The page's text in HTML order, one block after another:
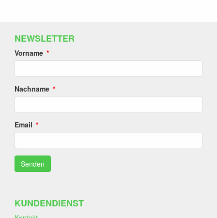
NEWSLETTER
Vorname
Nachname
Email
KUNDENDIENST